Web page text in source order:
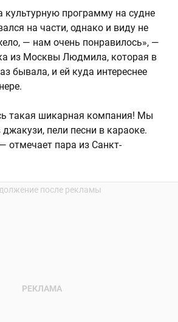
культурную программу на судне
на части, однако и виду не
— нам очень понравилось», —
из Москвы Людмила, которая в
бывала, и ей куда интереснее
такая шикарная компания! Мы
пели песни в караоке.
отмечает пара из Санкт-